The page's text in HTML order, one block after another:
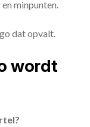
minpunten.
dat opvalt.
wordt